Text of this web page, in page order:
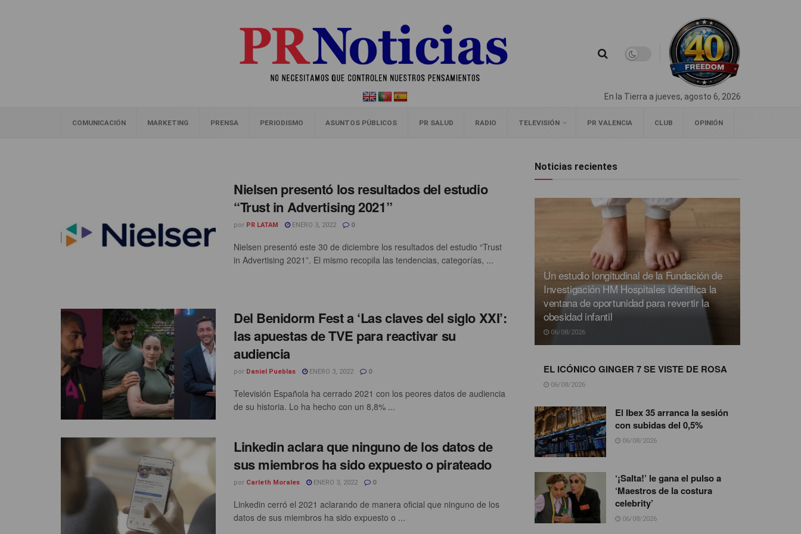
En la Tierra a jueves, agosto 6, 2026
COMUNICACIÓN MARKETING PRENSA PERIODISMO ASUNTOS PÚBLICOS PR SALUD RADIO TELEVISIÓN PR VALENCIA CLUB OPINIÓN
Nielsen presentó los resultados del estudio
“Trust in Advertising 2021”
por PR LATAM ENERO 3, 2022 0
Nielsen presentó este 30 de diciembre los resultados del estudio “Trust
in Advertising 2021”. El mismo recopila las tendencias, categorías, ...
Del Benidorm Fest a ‘Las claves del siglo XXI’:
las apuestas de TVE para reactivar su
audiencia
por Daniel Pueblas ENERO 3, 2022 0
Televisión Española ha cerrado 2021 con los peores datos de audiencia
de su historia. Lo ha hecho con un 8,8% ...
Linkedin aclara que ninguno de los datos de
sus miembros ha sido expuesto o pirateado
por Carleth Morales ENERO 3, 2022 0
Linkedin cerró el 2021 aclarando de manera oficial que ninguno de los
datos de sus miembros ha sido expuesto o ...
Noticias recientes
Un estudio longitudinal de la Fundación de
Investigación HM Hospitales identifica la
ventana de oportunidad para revertir la
obesidad infantil
06/08/2026
EL ICÓNICO GINGER 7 SE VISTE DE ROSA
06/08/2026
El Ibex 35 arranca la sesión
con subidas del 0,5%
06/08/2026
‘¡Salta!’ le gana el pulso a
‘Maestros de la costura
celebrity’
06/08/2026